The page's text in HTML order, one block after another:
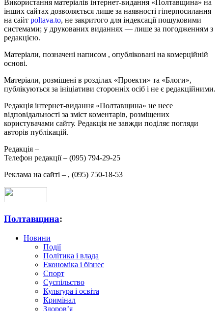
Використання матеріалів інтернет-видання «Полтавщина» на
інших сайтах дозволяється лише за наявності гіперпосилання
на сайт poltava.to, не закритого для індексації пошуковими
системами; у друкованих виданнях — лише за погодженням з
редакцією.
Матеріали, позначені написом , опубліковані на комерційній
основі.
Матеріали, розміщені в розділах «Проекти» та «Блоги»,
публікуються за ініціативи сторонніх осіб і не є редакційними.
Редакція інтернет-видання «Полтавщина» не несе
відповідальності за зміст коментарів, розміщених
користувачами сайту. Редакція не завжди поділяє погляди
авторів публікацій.
Редакція –
Телефон редакції – (095) 794-29-25
Реклама на сайті – , (095) 750-18-53
Полтавщина:
Новини
Події
Політика і влада
Економіка і бізнес
Спорт
Суспільство
Культура і освіта
Кримінал
Здоров’я